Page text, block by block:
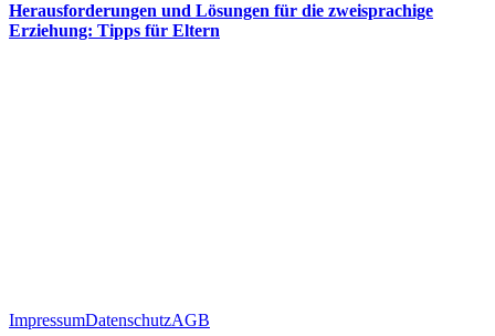
Herausforderungen und Lösungen für die zweisprachige
Erziehung: Tipps für Eltern
ImpressumDatenschutzAGB